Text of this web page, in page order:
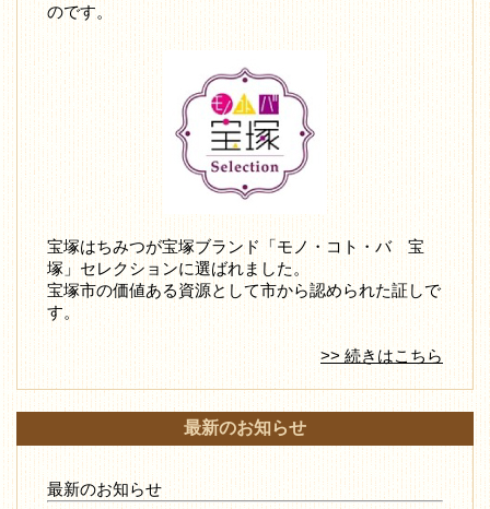
のです。
宝塚はちみつが宝塚ブランド「モノ・コト・バ 宝
塚」セレクションに選ばれました。
宝塚市の価値ある資源として市から認められた証しで
す。
>> 続きはこちら
最新のお知らせ
最新のお知らせ